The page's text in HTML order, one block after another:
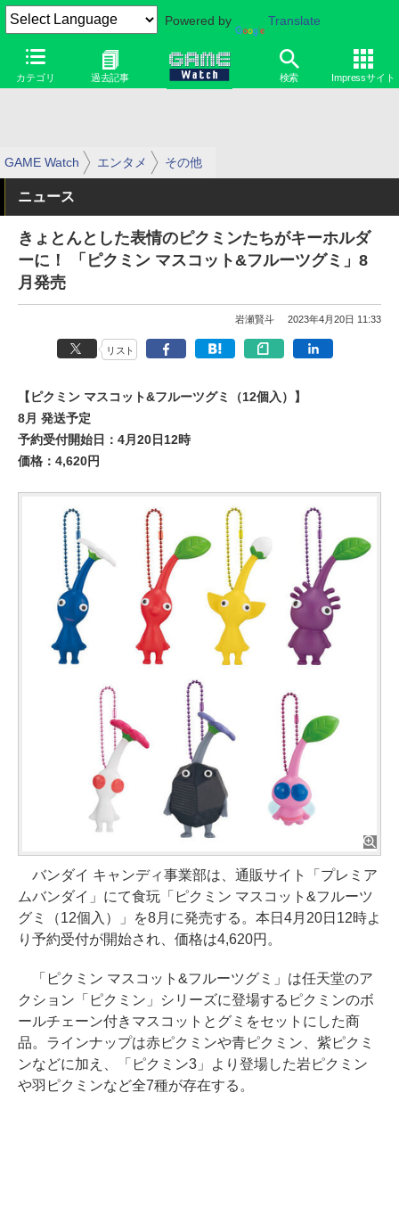
Powered by Translate
カテゴリ 過去記事 検索 Impressサイト
GAME Watch エンタメ その他
ニュース
きょとんとした表情のピクミンたちがキーホルダ
ーに！ 「ピクミン マスコット&フルーツグミ」8
月発売
岩瀬賢斗 2023年4月20日 11:33
リスト
【ピクミン マスコット&フルーツグミ（12個入）】
8月 発送予定
予約受付開始日：4月20日12時
価格：4,620円
バンダイ キャンディ事業部は、通販サイト「プレミア
ムバンダイ」にて食玩「ピクミン マスコット&フルーツ
グミ（12個入）」を8月に発売する。本日4月20日12時よ
り予約受付が開始され、価格は4,620円。
「ピクミン マスコット&フルーツグミ」は任天堂のア
クション「ピクミン」シリーズに登場するピクミンのボ
ールチェーン付きマスコットとグミをセットにした商
品。ラインナップは赤ピクミンや青ピクミン、紫ピクミ
ンなどに加え、「ピクミン3」より登場した岩ピクミン
や羽ピクミンなど全7種が存在する。